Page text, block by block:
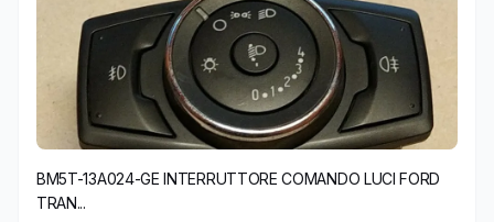
BM5T-13A024-GE INTERRUTTORE COMANDO LUCI FORD
TRAN...